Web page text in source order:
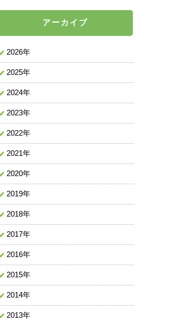
アーカイブ
2026年
2025年
2024年
2023年
2022年
2021年
2020年
2019年
2018年
2017年
2016年
2015年
2014年
2013年